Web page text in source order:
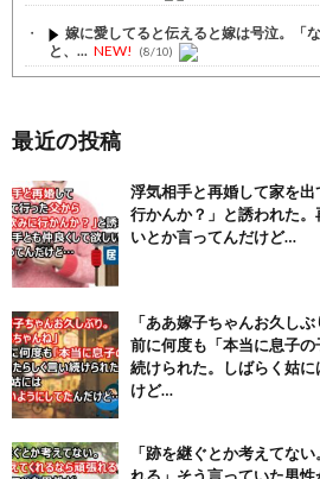
嫁に愛してると伝えると嫁は号泣。「
と、... NEW! (8/10)
【注目】熊本地震、28人死亡（30日午
舌を絡ませて、唾液交換して── ちゅ
(7/30)
【パリピ孔明】アニオリ場面も高評価
(6/22)
【画像】テイルズで一番マ〇コ舐めま
(6/22)
Powered by livedoor 相互RSS
最近の投稿
浮気相手と再婚して家を
行かんか？」と誘われた
いとか言ってんだけど…
「ああ嫁子ちゃんお久し
前に何度も「本当に息子
続けられた。しばらく姑
けど…
「跡を継ぐとか考えてな